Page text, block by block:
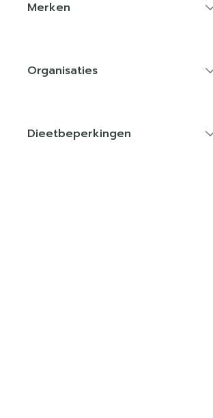
Merken
Organisaties
Dieetbeperkingen